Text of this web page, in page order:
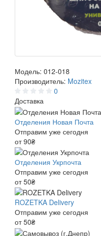
Модель: 012-018
Производитель: Mozitex
0
Доставка
Отделения Новая Почта
Отправим уже сегодня
от 90₴
Отделения Укрпочта
Отправим уже сегодня
от 50₴
ROZETKA Delivery
Отправим уже сегодня
от 50₴